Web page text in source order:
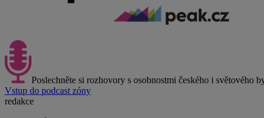
Poslechněte si rozhovory s osobnostmi českého i světového
Vstup do podcast zóny
redakce